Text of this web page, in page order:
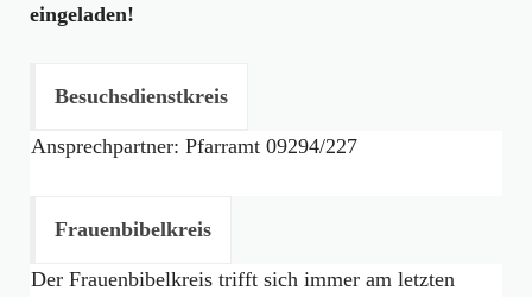
eingeladen!
Besuchsdienstkreis
Ansprechpartner: Pfarramt 09294/227
Frauenbibelkreis
Der Frauenbibelkreis trifft sich immer am letzten